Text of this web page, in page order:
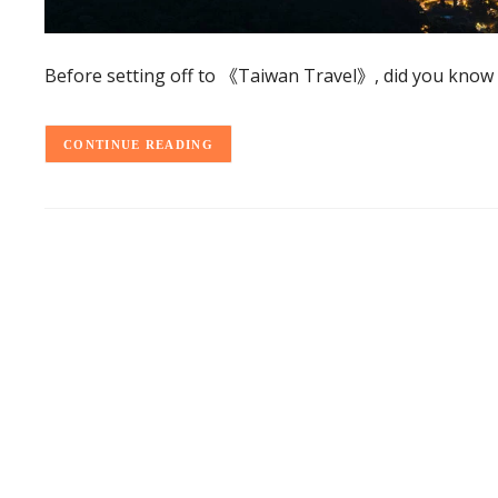
Before setting off to 《Taiwan Travel》, did you
CONTINUE READING